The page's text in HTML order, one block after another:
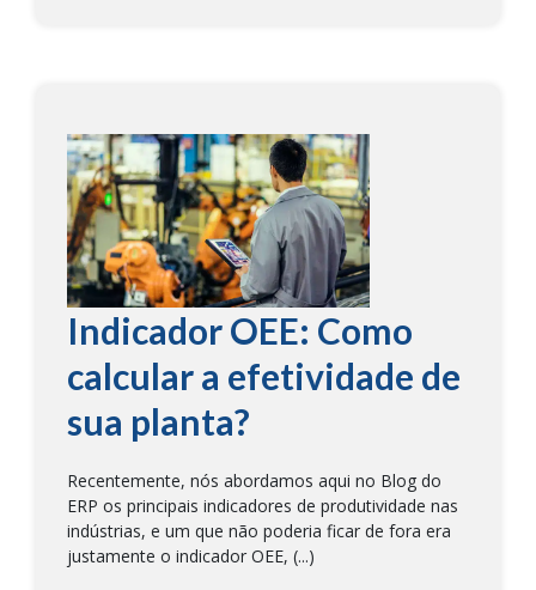
Indicador OEE: Como
calcular a efetividade de
sua planta?
Recentemente, nós abordamos aqui no Blog do
ERP os principais indicadores de produtividade nas
indústrias, e um que não poderia ficar de fora era
justamente o indicador OEE, (...)